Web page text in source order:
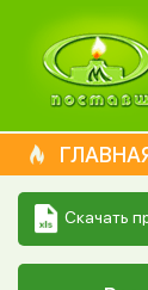
Скачать